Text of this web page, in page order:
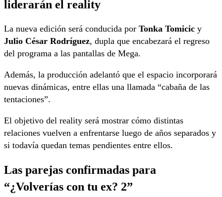
liderarán el reality
La nueva edición será conducida por Tonka Tomicic y
Julio César Rodríguez, dupla que encabezará el regreso
del programa a las pantallas de Mega.
Además, la producción adelantó que el espacio incorporará
nuevas dinámicas, entre ellas una llamada “cabaña de las
tentaciones”.
El objetivo del reality será mostrar cómo distintas
relaciones vuelven a enfrentarse luego de años separados y
si todavía quedan temas pendientes entre ellos.
Las parejas confirmadas para
“¿Volverías con tu ex? 2”